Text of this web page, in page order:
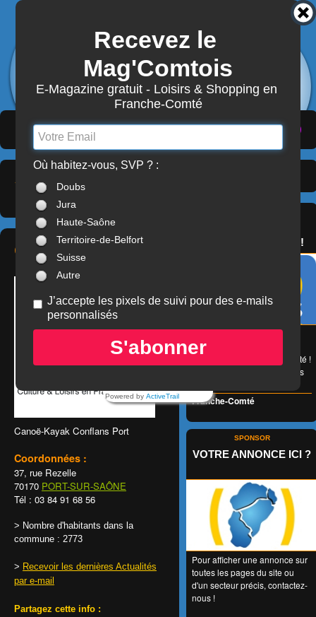
Franche-Comté
3942
7870
Abonnement Mag'Comtois
(ACTUALITÉS) (ANNUAIRE) (MON COMPTE )
Associations sportives
Haute-Saône (70)
CKCP
Canoë-Kayak Conflans Port
Coordonnées :
37, rue Rezelle
70170 PORT-SUR-SAÔNE
Tél : 03 84 91 68 56
> Nombre d'habitants dans la
commune : 2773
> Recevoir les dernières Actualités
par e-mail
Partagez cette info :
LE PASS'COMTOIS !
😉 LA carte de réduction
accessible à tous et valable
1 an entier en Franche-Comté !
👍 + de 350 Partenaires dans
Franche-Comté
SPONSOR
VOTRE ANNONCE ICI ?
Pour afficher une annonce sur
toutes les pages du site ou
d'un secteur précis, contactez-
nous !
Recevez le
Mag'Comtois
E-Magazine gratuit - Loisirs & Shopping en
Franche-Comté
Où habitez-vous, SVP ? :
Doubs
Jura
Haute-Saône
Territoire-de-Belfort
Suisse
Autre
J’accepte les pixels de suivi pour des e-mails
personnalisés
S'abonner
Powered by ActiveTrail